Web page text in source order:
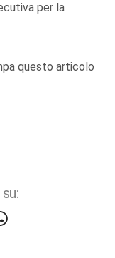
per la
questo articolo